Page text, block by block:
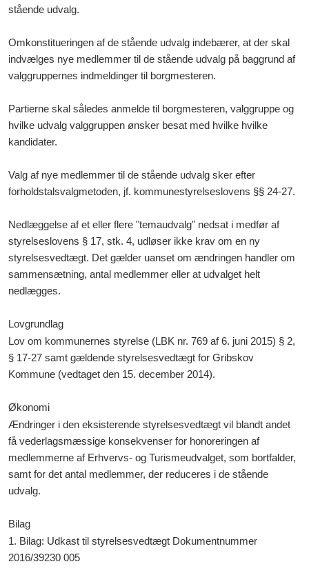
stående udvalg.
Omkonstitueringen af de stående udvalg indebærer, at der skal
indvælges nye medlemmer til de stående udvalg på baggrund af
valggruppernes indmeldinger til borgmesteren.
Partierne skal således anmelde til borgmesteren, valggruppe og
hvilke udvalg valggruppen ønsker besat med hvilke hvilke
kandidater.
Valg af nye medlemmer til de stående udvalg sker efter
forholdstalsvalgmetoden, jf. kommunestyrelseslovens §§ 24-27.
Nedlæggelse af et eller flere "temaudvalg" nedsat i medfør af
styrelseslovens § 17, stk. 4, udløser ikke krav om en ny
styrelsesvedtægt. Det gælder uanset om ændringen handler om
sammensætning, antal medlemmer eller at udvalget helt
nedlægges.
Lovgrundlag
Lov om kommunernes styrelse (LBK nr. 769 af 6. juni 2015) § 2,
§ 17-27 samt gældende styrelsesvedtægt for Gribskov
Kommune (vedtaget den 15. december 2014).
Økonomi
Ændringer i den eksisterende styrelsesvedtægt vil blandt andet
få vederlagsmæssige konsekvenser for honoreringen af
medlemmerne af Erhvervs- og Turismeudvalget, som bortfalder,
samt for det antal medlemmer, der reduceres i de stående
udvalg.
Bilag
1. Bilag: Udkast til styrelsesvedtægt Dokumentnummer
2016/39230 005